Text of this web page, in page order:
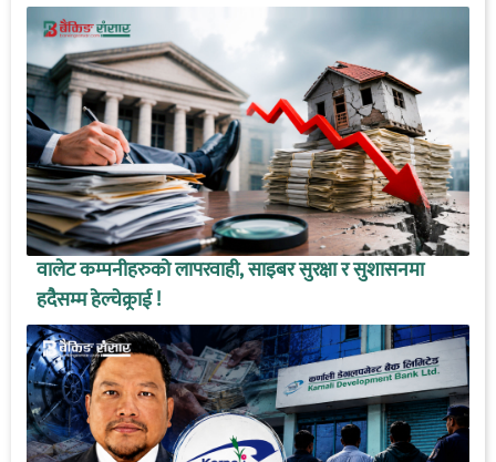
वालेट कम्पनीहरुको लापरवाही, साइबर सुरक्षा र सुशासनमा
हदैसम्म हेल्चेक्र्राई !